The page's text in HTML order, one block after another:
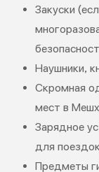
Закуски
Наушники,
Скромная
мест в
Зарядное
для
Предметы